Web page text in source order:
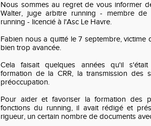
Nous sommes au regret de vous informer
Walter, juge arbitre running - membre de
running - licencié à l'Asc Le Havre.
Fabien nous a quitté le 7 septembre, victime
bien trop avancée.
Cela faisait quelques années qu'il
formation de la CRR, la transmission des
préoccupation.
Pour aider et favoriser la formation des
fonctions du running, il avait rédigé et
rigueur, un certain nombre de documents